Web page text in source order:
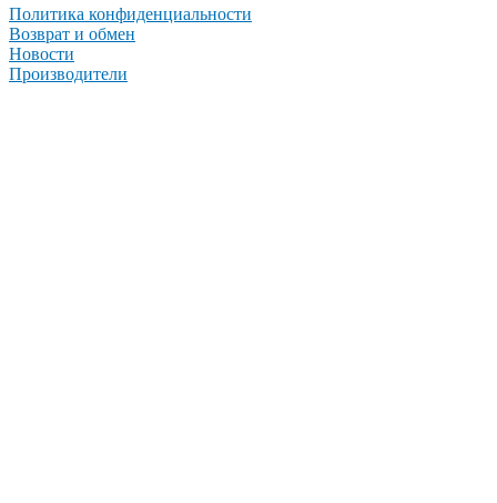
Политика конфиденциальности
Возврат и обмен
Новости
Производители